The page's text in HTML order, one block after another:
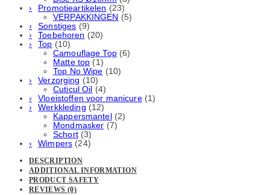
Promotieartikelen (23)
VERPAKKINGEN (5)
Sonstiges (9)
Toebehoren (20)
Top (10)
Camouflage Top (6)
Matte top (1)
Top No Wipe (10)
Verzorging (10)
Cuticul Oil (4)
Vloeistoffen voor manicure (1)
Werkkleding (12)
Kappersmantel (2)
Mondmasker (7)
Schort (3)
Wimpers (24)
DESCRIPTION
ADDITIONAL INFORMATION
PRODUCT SAFETY
REVIEWS (0)